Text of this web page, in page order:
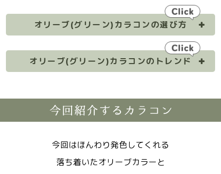
オリーブ(グリーン)カラコンの選び方
オリーブ(グリーン)カラコンのトレンド
今回はほんわり発色してくれる
落ち着いたオリーブカラーと